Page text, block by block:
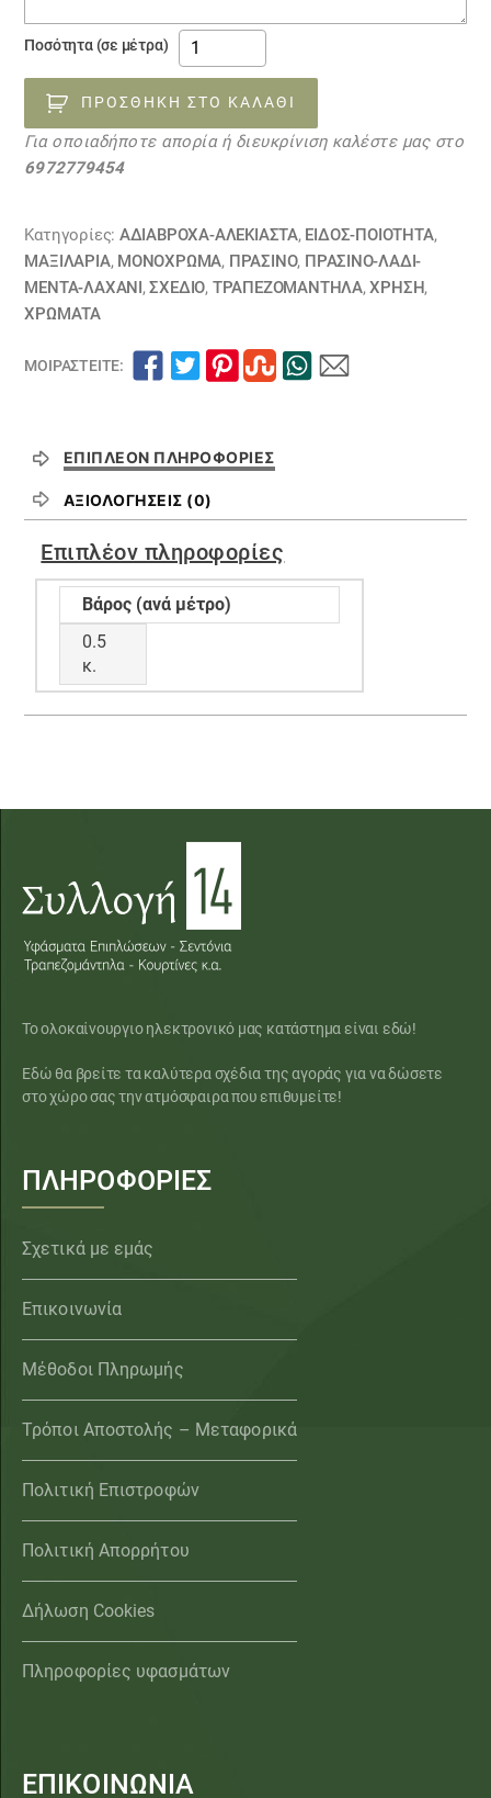
Ποσότητα (σε μέτρα)
υφάσματα
αδιάβροχα
BORABORA
05052310
ποσότητα
ΠΡΟΣΘΉΚΗ ΣΤΟ ΚΑΛΆΘΙ
Για οποιαδήποτε απορία ή διευκρίνιση καλέστε μας στο
6972779454
Κατηγορίες: ΑΔΙΆΒΡΟΧΑ-ΑΛΈΚΙΑΣΤΑ, ΕΙΔΟΣ-ΠΟΙΟΤΗΤΑ,
ΜΑΞΙΛΆΡΙΑ, ΜΟΝΌΧΡΩΜΑ, ΠΡΑΣΙΝΟ, ΠΡΑΣΙΝΟ-ΛΑΔΙ-
ΜΕΝΤΑ-ΛΑΧΑΝΙ ,ΣΧΕΔΙΟ, ΤΡΑΠΕΖΟΜΆΝΤΗΛΑ,ΧΡΗΣΗ,
ΧΡΏΜΑΤΑ
ΜΟΙΡΑΣΤΕΊΤΕ:
ΕΠΙΠΛΈΟΝ ΠΛΗΡΟΦΟΡΊΕΣ
ΑΞΙΟΛΟΓΉΣΕΙΣ (0)
Επιπλέον πληροφορίες
Βάρος (ανά μέτρο)
0.5
κ.
Το ολοκαίνουργιο ηλεκτρονικό μας κατάστημα είναι εδώ!
Εδώ θα βρείτε τα καλύτερα σχέδια της αγοράς για να δώσετε
στο χώρο σας την ατμόσφαιρα που επιθυμείτε!
ΠΛΗΡΟΦΟΡΙΕΣ
Σχετικά με εμάς
Επικοινωνία
Μέθοδοι Πληρωμής
Τρόποι Αποστολής – Μεταφορικά
Πολιτική Επιστροφών
Πολιτική Απορρήτου
Δήλωση Cookies
Πληροφορίες υφασμάτων
ΕΠΙΚΟΙΝΩΝΙΑ